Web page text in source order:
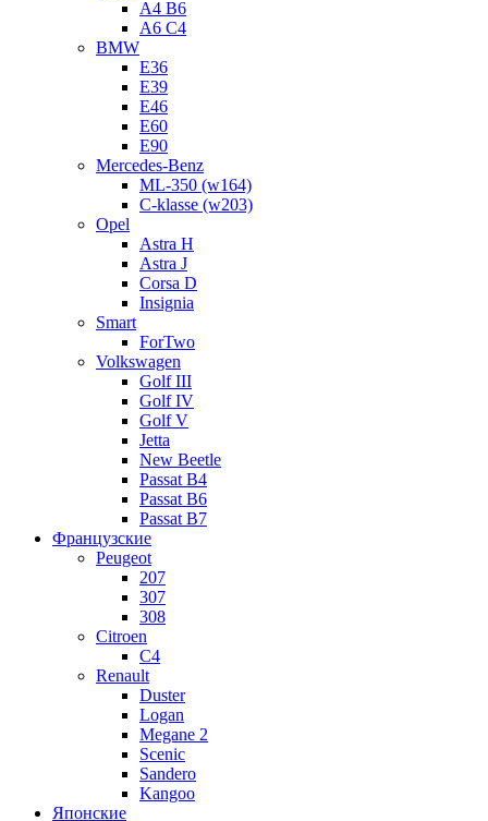
A4 B6
A6 C4
BMW
E36
E39
E46
E60
E90
Mercedes-Benz
ML-350 (w164)
C-klasse (w203)
Opel
Astra H
Astra J
Corsa D
Insignia
Smart
ForTwo
Volkswagen
Golf III
Golf IV
Golf V
Jetta
New Beetle
Passat B4
Passat B6
Passat B7
Французские
Peugeot
207
307
308
Citroen
C4
Renault
Duster
Logan
Megane 2
Scenic
Sandero
Kangoo
Японские